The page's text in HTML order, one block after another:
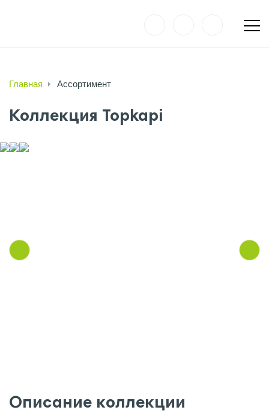
Главная Ассортимент
Коллекция Topkapi
Описание коллекции